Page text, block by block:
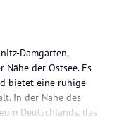
Damgarten,
der Ostsee. Es
bietet eine ruhige
In der Nähe des
Deutschlands, das